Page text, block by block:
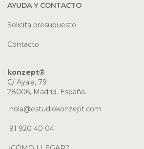
AYUDA Y CONTACTO
Solicita presupuesto
Contacto
konzept®
C/ Ayala, 79
28006, Madrid. España.
hola@estudiokonzept.com
91 920 40 04